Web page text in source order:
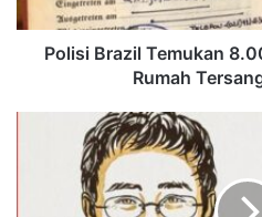
Polisi Brazil Temukan
Rumah